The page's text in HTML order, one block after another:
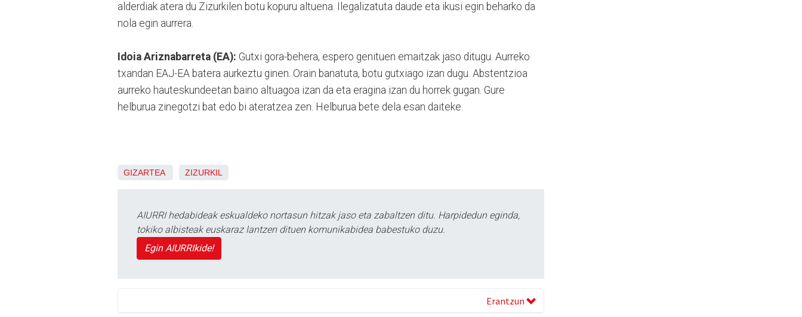
alderdiak atera du Zizurkilen botu kopuru altuena. Ilegalizatuta daude eta ikusi egin beharko da
nola egin aurrera.
Idoia Ariznabarreta (EA): Gutxi gora-behera, espero genituen emaitzak jaso ditugu. Aurreko
txandan EAJ-EA batera aurkeztu ginen. Orain banatuta, botu gutxiago izan dugu. Abstentzioa
aurreko hauteskundeetan baino altuagoa izan da eta eragina izan du horrek gugan. Gure
helburua zinegotzi bat edo bi ateratzea zen. Helburua bete dela esan daiteke.
GIZARTEA ZIZURKIL
AIURRI hedabideak eskualdeko nortasun hitzak jaso eta zabaltzen ditu. Harpidedun eginda,
tokiko albisteak euskaraz lantzen dituen komunikabidea babestuko duzu.
Egin AIURRIkide!
Erantzun